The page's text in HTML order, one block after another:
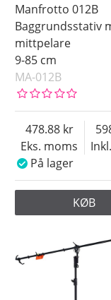
Manfrotto 012B
Baggrundsstativ
mittpelare
9-85 cm
MA-012B
Eks. moms
478.88
På lager
KØB